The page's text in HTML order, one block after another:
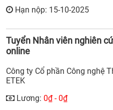
Hạn nộp: 15-10-2025
Tuyển Nhân viên nghiên
online
Công ty Cổ phần Công nghệ
ETEK
Lương: 0₫ - 0₫